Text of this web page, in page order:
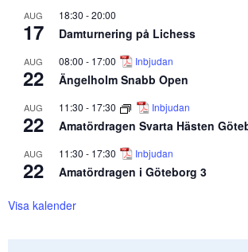
AUG
17
18:30 -20:00
Damturnering på Lichess
AUG
22
08:00 - 17:00 Inbjudan
Ängelholm Snabb Open
AUG
22
11:30 - 17:30 Inbjudan
Amatördragen Svarta Hästen
AUG
22
11:30 - 17:30 Inbjudan
Amatördragen i Göteborg 3
Visa kalender